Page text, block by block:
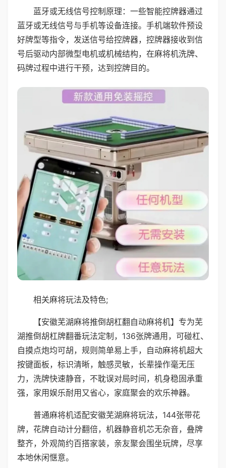
蓝牙或无线信号控制原理：一些智能控牌器通过
蓝牙或无线信号与手机等设备连接。手机端软件预设
好牌型等指令，发送信号给控牌器，控牌器接收到信
号后驱动内部微型电机或机械结构，在麻将机洗牌、
码牌过程中进行干预，达到控牌目的。
相关麻将玩法及特色;
【安徽芜湖麻将推倒胡杠翻自动麻将机】专为芜
湖推倒胡杠牌翻番玩法定制，136张牌通用，可碰杠、
自摸点炮均可胡，规则简单易上手，自动麻将机超大
按键面板，标识清晰，触感灵敏，长辈操作毫无压
力，洗牌快速静音，不耽误对局时间，机身稳固承重
强，家用娱乐耐用又省心，家庭聚会的欢乐神器。
普通麻将机适配安徽芜湖麻将玩法，144张带花
牌，花牌自动计分翻倍，机器静音机芯无杂音，叠牌
整齐，外观简约百搭家装，亲友聚会围坐玩牌，尽享
本地休闲惬意。